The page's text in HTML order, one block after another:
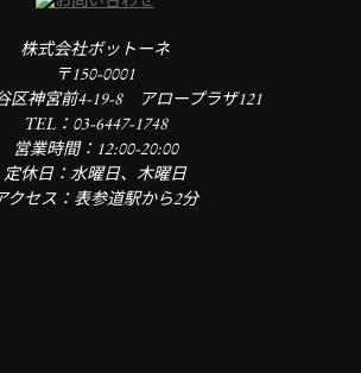
株式会社ボットーネ
〒150-0001
区神宮前4-19-8 アロープラザ121
TEL：03-6447-1748
営業時間：12:00-20:00
定休日：水曜日、木曜日
クセス：表参道駅から2分